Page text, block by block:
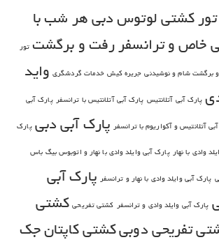
تور کشتی لوتوس دبی هر شب با
خاص و ترانسفر رفت و برگشت تور
برگشت شام و نوشیدنی جریره کیش خدمات گردشگری واید
پارک آبی آتلانتیس پارک آبی آتلانتیس با ترانسفر پارک آبی
آتلانتیس و آکواریوم با ترانسفر پارک آبی دبی پارک
وادی با نهار پارک آبی وایلد وادی با نهار و اتوبوس بیگ باس
پارک آبی وایلد وادی با نهار و ترانسفر پارک آبی
پارک آبی وایلد وادی و ترانسفر کشتی تفریحی کشتی
تفریحی دوبیکشتی کاپتان جک